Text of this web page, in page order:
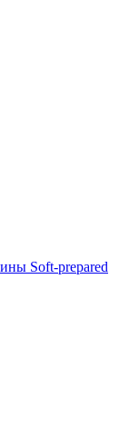
Soft-prepared